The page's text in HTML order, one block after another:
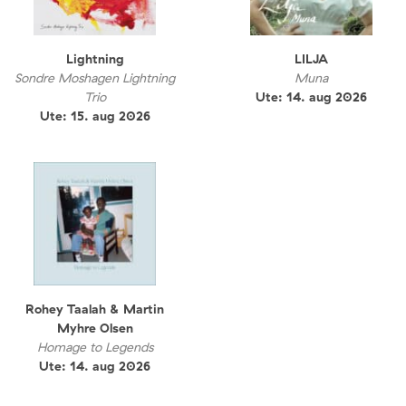
Lightning
Sondre Moshagen Lightning
Trio
Ute: 15. aug 2026
LILJA
Muna
Ute: 14. aug 2026
Rohey Taalah & Martin
Myhre Olsen
Homage to Legends
Ute: 14. aug 2026